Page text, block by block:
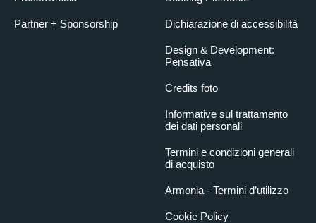
Partner + Sponsorship Dichiarazione di accessibilità
Design & Development:
Pensativa
Credits foto
Informative sul trattamento
dei dati personali
Termini e condizioni generali
di acquisto
Armonia - Termini d’utilizzo
Cookie Policy